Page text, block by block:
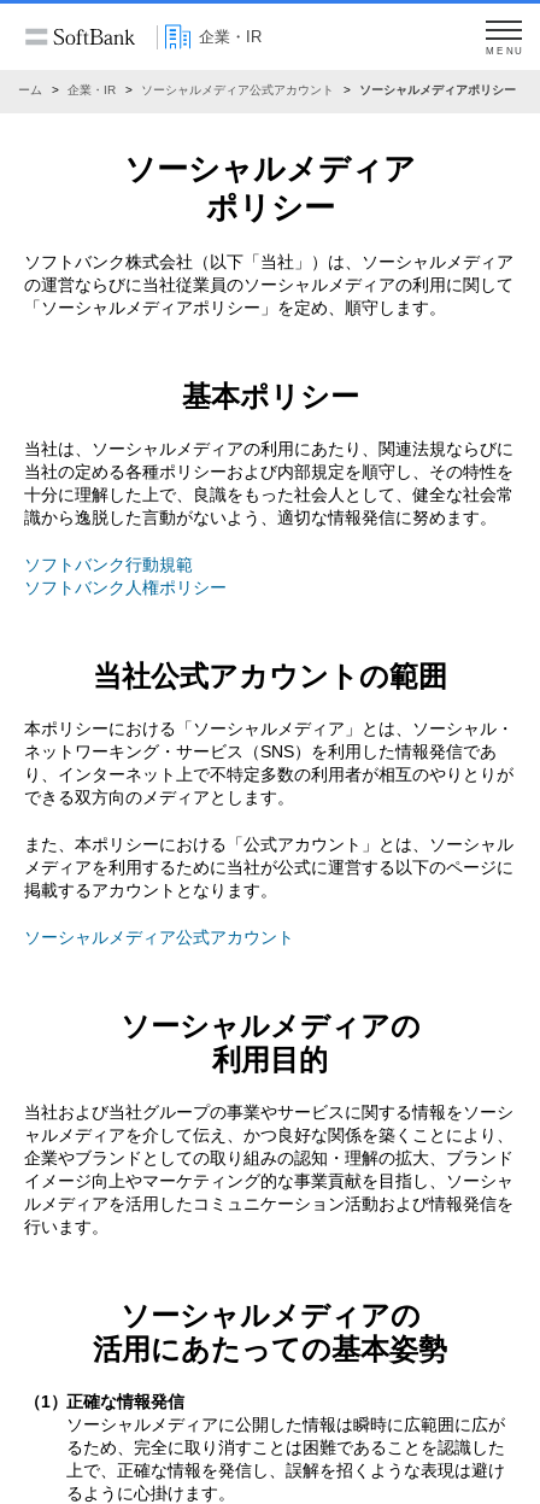
企業・IR
MENU
ホーム 企業・IR ソーシャルメディア公式アカウント ソーシャルメディアポリシー
ソーシャルメディア
ポリシー
ソフトバンク株式会社（以下「当社」）は、ソーシャルメディア
の運営ならびに当社従業員のソーシャルメディアの利用に関して
「ソーシャルメディアポリシー」を定め、順守します。
基本ポリシー
当社は、ソーシャルメディアの利用にあたり、関連法規ならびに
当社の定める各種ポリシーおよび内部規定を順守し、その特性を
十分に理解した上で、良識をもった社会人として、健全な社会常
識から逸脱した言動がないよう、適切な情報発信に努めます。
ソフトバンク行動規範
ソフトバンク人権ポリシー
当社公式アカウントの範囲
本ポリシーにおける「ソーシャルメディア」とは、ソーシャル・
ネットワーキング・サービス（SNS）を利用した情報発信であ
り、インターネット上で不特定多数の利用者が相互のやりとりが
できる双方向のメディアとします。
また、本ポリシーにおける「公式アカウント」とは、ソーシャル
メディアを利用するために当社が公式に運営する以下のページに
掲載するアカウントとなります。
ソーシャルメディア公式アカウント
ソーシャルメディアの
利用目的
当社および当社グループの事業やサービスに関する情報をソーシ
ャルメディアを介して伝え、かつ良好な関係を築くことにより、
企業やブランドとしての取り組みの認知・理解の拡大、ブランド
イメージ向上やマーケティング的な事業貢献を目指し、ソーシャ
ルメディアを活用したコミュニケーション活動および情報発信を
行います。
ソーシャルメディアの
活用にあたっての基本姿勢
（1）正確な情報発信
ソーシャルメディアに公開した情報は瞬時に広範囲に広が
るため、完全に取り消すことは困難であることを認識した
上で、正確な情報を発信し、誤解を招くような表現は避け
るように心掛けます。